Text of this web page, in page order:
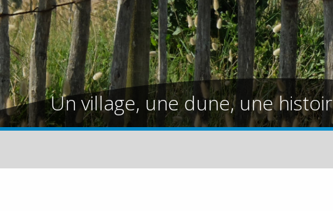
Un village, une dune, une